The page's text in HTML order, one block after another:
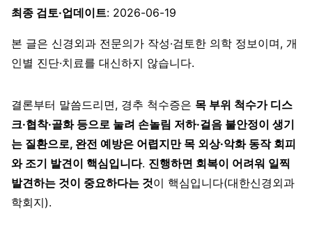
최종 검토·업데이트: 2026-06-19
본 글은 신경외과 전문의가 작성·검토한 의학 정보이며, 개
인별 진단·치료를 대신하지 않습니다.
결론부터 말씀드리면, 경추 척수증은 목 부위 척수가 디스
크·협착·골화 등으로 눌려 손놀림 저하·걸음 불안정이 생기
는 질환으로, 완전 예방은 어렵지만 목 외상·악화 동작 회피
와 조기 발견이 핵심입니다. 진행하면 회복이 어려워 일찍
발견하는 것이 중요하다는 것이 핵심입니다(대한신경외과
학회지).